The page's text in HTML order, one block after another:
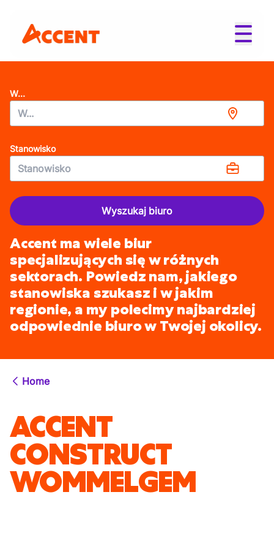
W...
Stanowisko
Wyszukaj biuro
Accent ma wiele biur
specjalizujących się w różnych
sektorach. Powiedz nam, jakiego
stanowiska szukasz i w jakim
regionie, a my polecimy najbardziej
odpowiednie biuro w Twojej okolicy.
Home
ACCENT
CONSTRUCT
WOMMELGEM